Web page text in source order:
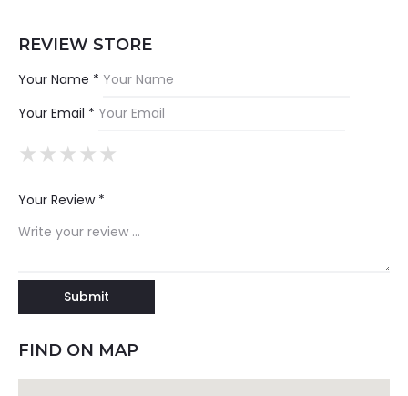
REVIEW STORE
Your Name *
Your Email *
★
★★
★★★
★★★★
★★★★★
Your Review *
FIND ON MAP